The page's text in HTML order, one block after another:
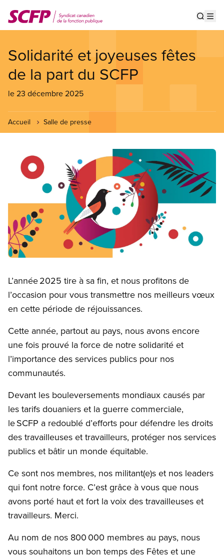
au
contenu
Solidarité et joyeuses fêtes
de la part du SCFP
le 23 décembre 2025
Accueil Salle de presse
Image
L’année 2025 tire à sa fin, et nous profitons de
l’occasion pour vous transmettre nos meilleurs vœux
en cette période de réjouissances.
Cette année, partout au pays, nous avons encore
une fois prouvé la force de notre solidarité et
l’importance des services publics pour nos
communautés.
Devant les bouleversements mondiaux causés par
les tarifs douaniers et la guerre commerciale,
le SCFP a redoublé d’efforts pour défendre les droits
des travailleuses et travailleurs, protéger nos services
publics et bâtir un monde équitable.
Ce sont nos membres, nos militant(e)s et nos leaders
qui font notre force. C’est grâce à vous que nous
avons porté haut et fort la voix des travailleuses et
travailleurs. Merci.
Au nom de nos 800 000 membres au pays, nous
vous souhaitons un bon temps des Fêtes et une